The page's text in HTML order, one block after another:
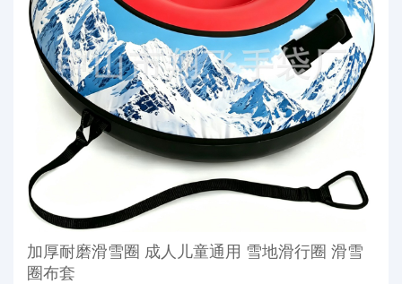
加厚耐磨滑雪圈 成人儿童通用 雪地滑行圈 滑雪
圈布套